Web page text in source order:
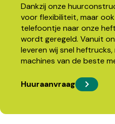
Dankzij onze
voor flexibiliteit, maar
telefoontje naar onze
wordt geregeld. Vanuit
leveren wij snel
machines van de beste
Huuraanvraag